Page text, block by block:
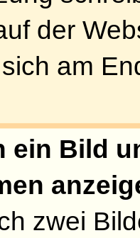
Editieren
Sollte jemand
werden Sie
finden
wurde. Er
hat,
Moderator
(Sie sollten